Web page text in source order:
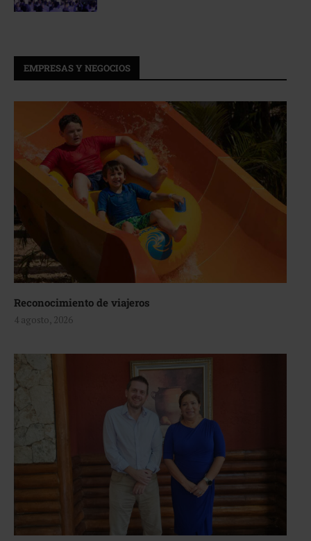
EMPRESAS Y NEGOCIOS
Reconocimiento de viajeros
4 agosto, 2026